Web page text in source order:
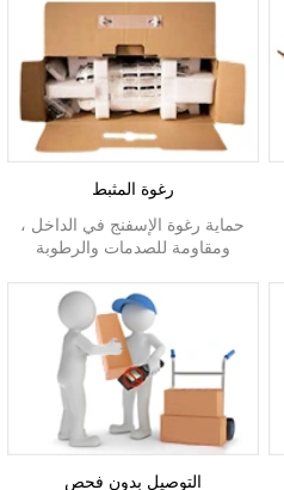
رغوة المثبط
حماية رغوة الإسفنج في الداخل ،
ومقاومة للصدمات والرطوبة
التوصيل بدون فحص